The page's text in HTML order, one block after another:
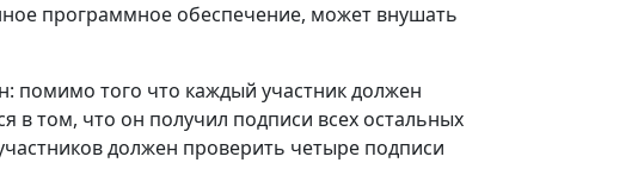
программное обеспечение, может внушать
помимо того что каждый участник должен
в том, что он получил подписи всех остальных
должен проверить четыре подписи